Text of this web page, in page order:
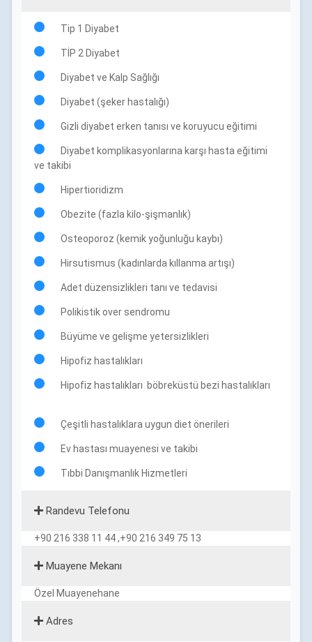
Tip 1 Diyabet
TİP 2 Diyabet
Diyabet ve Kalp Sağlığı
Diyabet (şeker hastalığı)
Gizli diyabet erken tanısı ve koruyucu eğitimi
Diyabet komplikasyonlarına karşı hasta eğitimi
ve takibi
Hipertioridizm
Obezite (fazla kilo-şişmanlık)
Osteoporoz (kemik yoğunluğu kaybı)
Hirsutismus (kadınlarda kıllanma artışı)
Adet düzensizlikleri tanı ve tedavisi
Polikistik over sendromu
Büyüme ve gelişme yetersizlikleri
Hipofiz hastalıkları
Hipofiz hastalıkları böbreküstü bezi hastalıkları
Çeşitli hastalıklara uygun diet önerileri
Ev hastası muayenesi ve takibi
Tıbbi Danışmanlık Hizmetleri
Randevu Telefonu
+90 216 338 11 44 ,+90 216 349 75 13
Muayene Mekanı
Özel Muayenehane
Adres